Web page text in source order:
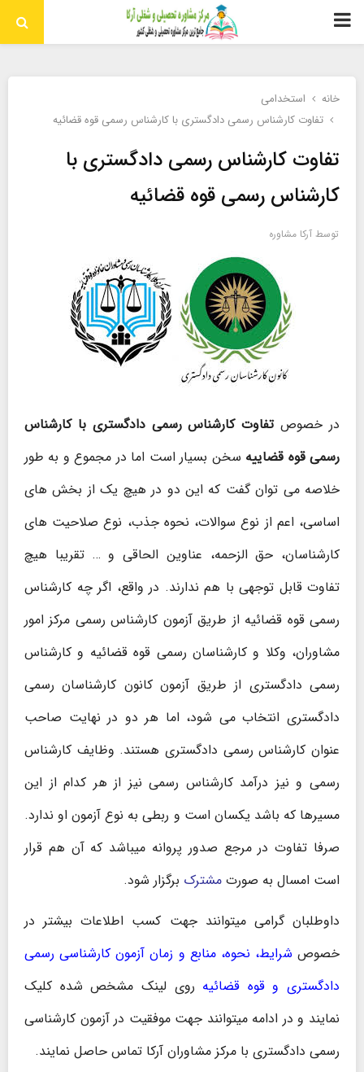
منوی
خانه
استخدامی
تفاوت کارشناس رسمی دادگستری با کارشناس رسمی قوه قضائیه
تفاوت کارشناس رسمی دادگستری با
کارشناس رسمی قوه قضائیه
توسط آرکا مشاوره
در خصوصتفاوت کارشناس رسمی دادگستری با کارشناس
رسمی قوه قضاییه سخن بسیار است اما در مجموع و به طور
خلاصه می توان گفت که این دو در هیچ یک از بخش های
اساسی، اعم از نوع سوالات، نحوه جذب، نوع صلاحیت های
کارشناسان، حق الزحمه، عناوین الحاقی و … تقریبا هیچ
تفاوت قابل توجهی با هم ندارند. در واقع، اگر چه کارشناس
رسمی قوه قضائیه از طریق آزمون کارشناس رسمی مرکز امور
مشاوران، وکلا و کارشناسان رسمی قوه قضائیه و کارشناس
رسمی دادگستری از طریق آزمون کانون کارشناسان رسمی
دادگستری انتخاب می شود، اما هر دو در نهایت صاحب
عنوان کارشناس رسمی دادگستری هستند. وظایف کارشناس
رسمی و نیز درآمد کارشناس رسمی نیز از هر کدام از این
مسیرها که باشد یکسان است و ربطی به نوع آزمون او ندارد.
صرفا تفاوت در مرجع صدور پروانه میباشد که آن هم قرار
است امسال به صورت مشترک برگزار شود.
داوطلبان گرامی میتوانند جهت کسب اطلاعات بیشتر در
خصوص شرایط، نحوه، منابع و زمان آزمون کارشناسی رسمی
دادگستری و قوه قضائیه روی لینک مشخص شده کلیک
نمایند و در ادامه میتوانند جهت موفقیت در آزمون کارشناسی
رسمی دادگستری با مرکز مشاوران آرکا تماس حاصل نمایند.